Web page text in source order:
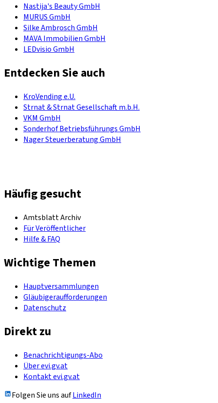
Nastija's Beauty GmbH
MURUS GmbH
Silke Ambrosch GmbH
MAVA Immobilien GmbH
LEDvisio GmbH
Entdecken Sie auch
KroVending e.U.
Strnat & Strnat Gesellschaft m.b.H.
VKM GmbH
Sonderhof Betriebsführungs GmbH
Nager Steuerberatung GmbH
Häufig gesucht
Amtsblatt Archiv
Für Veröffentlicher
Hilfe & FAQ
Wichtige Themen
Hauptversammlungen
Gläubigeraufforderungen
Datenschutz
Direkt zu
Benachrichtigungs-Abo
Über evi.gv.at
Kontakt evi.gv.at
Folgen Sie uns aufLinkedIn